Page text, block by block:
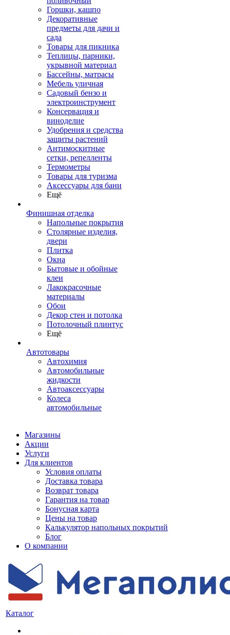
Горшки, кашпо
Декоративные
предметы для дачи и
сада
Товары для пикника
Теплицы, парники,
укрывной материал
Бассейны, матрасы
Мебель уличная
Садовый бензо и
электроинструмент
Консервация и
виноделие
Удобрения и средства
защиты растений
Антимоскитные
сетки, репелленты
Термометры
Товары для туризма
Аксессуары для бани
Ещё
Финишная отделка
Напольные покрытия
Столярные изделия,
двери
Плитка
Окна
Бытовые и обойные
клеи
Лакокрасочные
материалы
Обои
Декор стен и потолка
Потолочный плинтус
Ещё
Автотовары
Автохимия
Автомобильные
жидкости
Автоаксессуары
Колеса
автомобильные
Магазины
Акции
Услуги
Для клиентов
Условия оплаты
Доставка товара
Возврат товара
Гарантия на товар
Бонусная карта
Цены на товар
Калькулятор напольных покрытий
Блог
О компании
Каталог